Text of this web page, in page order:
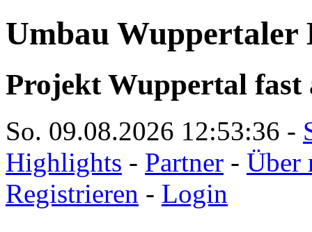
Umbau Wuppertaler
Projekt Wuppertal fast
So. 09.08.2026 12:53:36 -
Highlights - Partner - Über
Registrieren - Login